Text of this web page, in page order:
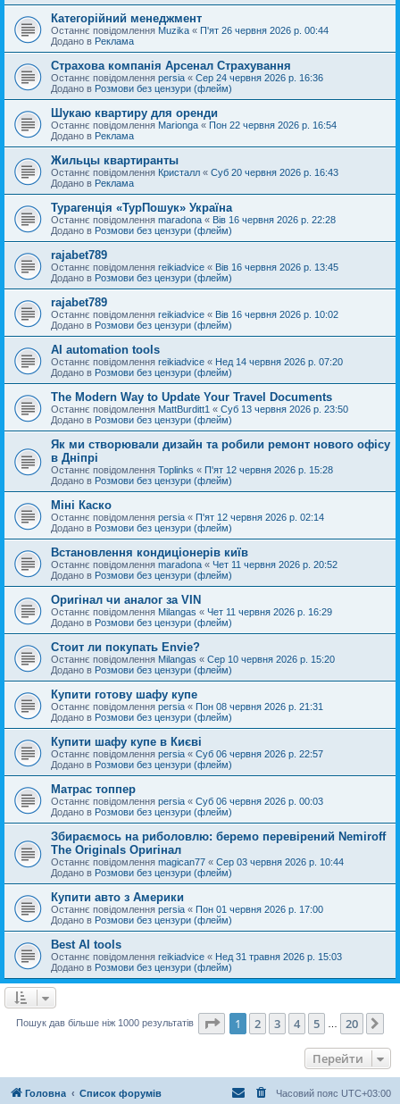
Категорійний менеджмент
Останнє повідомлення Muzika « П'ят 26 червня 2026 р. 00:44
Додано в Реклама
Страхова компанія Арсенал Страхування
Останнє повідомлення persia « Сер 24 червня 2026 р. 16:36
Додано в Розмови без цензури (флейм)
Шукаю квартиру для оренди
Останнє повідомлення Marionga « Пон 22 червня 2026 р. 16:54
Додано в Реклама
Жильцы квартиранты
Останнє повідомлення Кристалл « Суб 20 червня 2026 р. 16:43
Додано в Реклама
Турагенція «ТурПошук» Україна
Останнє повідомлення maradona « Вів 16 червня 2026 р. 22:28
Додано в Розмови без цензури (флейм)
rajabet789
Останнє повідомлення reikiadvice « Вів 16 червня 2026 р. 13:45
Додано в Розмови без цензури (флейм)
rajabet789
Останнє повідомлення reikiadvice « Вів 16 червня 2026 р. 10:02
Додано в Розмови без цензури (флейм)
AI automation tools
Останнє повідомлення reikiadvice « Нед 14 червня 2026 р. 07:20
Додано в Розмови без цензури (флейм)
The Modern Way to Update Your Travel Documents
Останнє повідомлення MattBurditt1 « Суб 13 червня 2026 р. 23:50
Додано в Розмови без цензури (флейм)
Як ми створювали дизайн та робили ремонт нового офісу
в Дніпрі
Останнє повідомлення Toplinks « П'ят 12 червня 2026 р. 15:28
Додано в Розмови без цензури (флейм)
Міні Каско
Останнє повідомлення persia « П'ят 12 червня 2026 р. 02:14
Додано в Розмови без цензури (флейм)
Встановлення кондиціонерів київ
Останнє повідомлення maradona « Чет 11 червня 2026 р. 20:52
Додано в Розмови без цензури (флейм)
Оригінал чи аналог за VIN
Останнє повідомлення Milangas « Чет 11 червня 2026 р. 16:29
Додано в Розмови без цензури (флейм)
Стоит ли покупать Envie?
Останнє повідомлення Milangas « Сер 10 червня 2026 р. 15:20
Додано в Розмови без цензури (флейм)
Купити готову шафу купе
Останнє повідомлення persia « Пон 08 червня 2026 р. 21:31
Додано в Розмови без цензури (флейм)
Купити шафу купе в Києві
Останнє повідомлення persia « Суб 06 червня 2026 р. 22:57
Додано в Розмови без цензури (флейм)
Матрас топпер
Останнє повідомлення persia « Суб 06 червня 2026 р. 00:03
Додано в Розмови без цензури (флейм)
Збираємось на риболовлю: беремо перевірений Nemiroff
The Originals Оригінал
Останнє повідомлення magican77 « Сер 03 червня 2026 р. 10:44
Додано в Розмови без цензури (флейм)
Купити авто з Америки
Останнє повідомлення persia « Пон 01 червня 2026 р. 17:00
Додано в Розмови без цензури (флейм)
Best AI tools
Останнє повідомлення reikiadvice « Нед 31 травня 2026 р. 15:03
Додано в Розмови без цензури (флейм)
Пошук дав більше ніж 1000 результатів Сторінка 1 20
1 2 3 4 5 20
Перейти
Головна Список форумів Часовий пояс UTC+03:00